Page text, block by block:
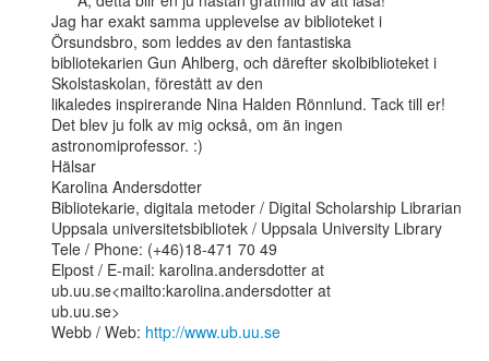
Jag har exakt samma upplevelse av biblioteket i
Örsundsbro, som leddes av den fantastiska
bibliotekarien Gun Ahlberg, och därefter skolbiblioteket i
Skolstaskolan, förestått av den
likaledes inspirerande Nina Halden Rönnlund. Tack till er!
Det blev ju folk av mig också, om än ingen
astronomiprofessor. :)
Hälsar
Karolina Andersdotter
Bibliotekarie, digitala metoder / Digital Scholarship Librarian
Uppsala universitetsbibliotek / Uppsala University Library
Tele / Phone: (+46)18-471 70 49
Elpost / E-mail: karolina.andersdotter at
ub.uu.se<mailto:karolina.andersdotter at
ub.uu.se>
Webb / Web: http://www.ub.uu.se